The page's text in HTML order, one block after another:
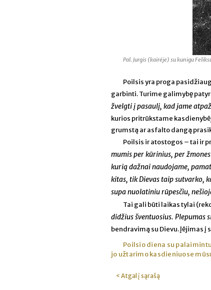
Pal. Jurgis (kairėje) su kunigu
Poilsis yra proga
garbinti. Turime galimybę
žvelgti į pasaulį, kad jame
kurios pritrūkstame
grumstą ar asfalto dangą
Poilsis ir atostogos – tai ir
mumis per kūrinius, per
kurią dažnai naudojame,
kitas, tik Dievas taip sutvarko,
supa nuolatiniu rūpesčiu,
Tai gali būti laikas tylai
didžius šventuosius. Plepumas
bendravimą su Dievu. Įėjimas į
Poilsio diena su
jo užtarimo kasdieniuose
< Atgal į sąrašą